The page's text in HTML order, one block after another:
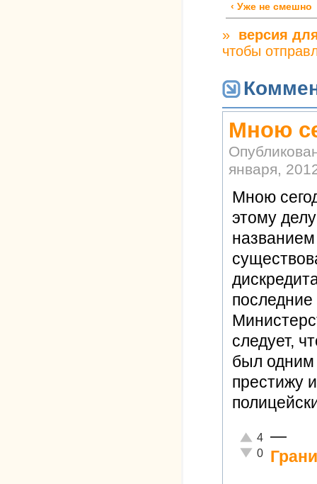
‹ Уже не смешно
» версия
чтобы
Мною
января,
Мною
этому
последние
следует,
был одним
престижу
Отлично!
4
Неадекватно!
0
—